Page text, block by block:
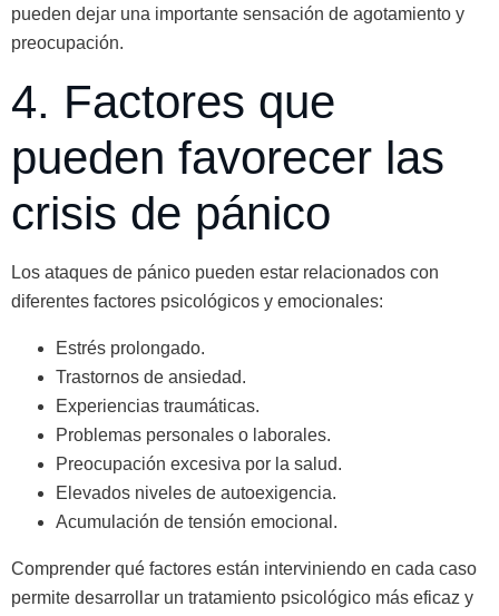
pueden dejar una importante sensación de agotamiento y
preocupación.
4. Factores que
pueden favorecer las
crisis de pánico
Los ataques de pánico pueden estar relacionados con
diferentes factores psicológicos y emocionales:
Estrés prolongado.
Trastornos de ansiedad.
Experiencias traumáticas.
Problemas personales o laborales.
Preocupación excesiva por la salud.
Elevados niveles de autoexigencia.
Acumulación de tensión emocional.
Comprender qué factores están interviniendo en cada caso
permite desarrollar un tratamiento psicológico más eficaz y